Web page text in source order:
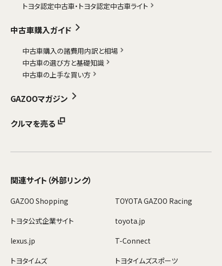
トヨタ認定中古車・ トヨタ認定中古車ライト
中古車購入ガイド
中古車購入の諸費用内訳と相場
中古車の選び方と基礎知識
中古車の上手な買い方
GAZOOマガジン
クルマを売る
関連サイト （外部リンク）
GAZOO Shopping
TOYOTA GAZOO Racing
トヨタ公式企業サイト
toyota.jp
lexus.jp
T-Connect
トヨタイムズ
トヨタイムズスポーツ